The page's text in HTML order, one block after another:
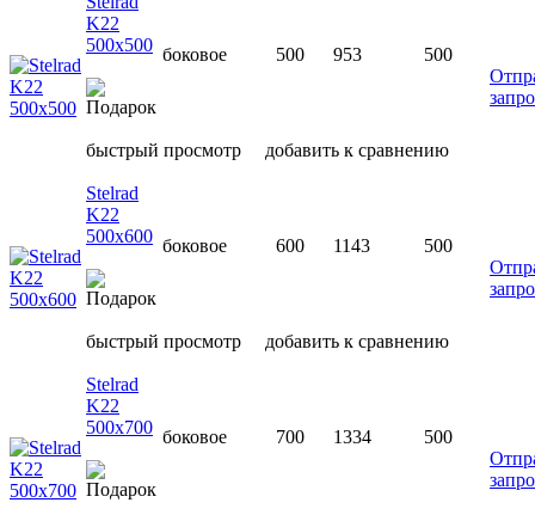
K22
500х500 боковое 500 953
500
быстрый просмотр добавить к сравнению
Stelrad
K22
500х600 боковое 600 1143
500
быстрый просмотр добавить к сравнению
Stelrad
K22
500х700 боковое 700 1334
500